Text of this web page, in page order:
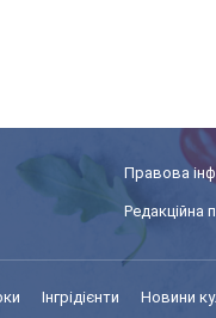
Правова
Редакційна
Інгрідієнти Новини